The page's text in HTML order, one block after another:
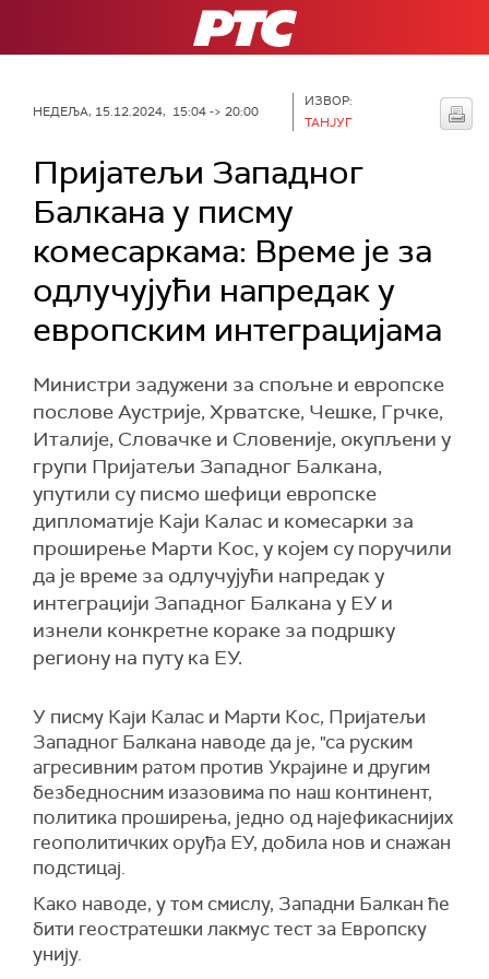
РТС
НЕДЕЉА, 15.12.2024, 15:04 -> 20:00
ИЗВОР:
ТАНЈУГ
Пријатељи Западног
Балкана у писму
комесаркама: Време је за
одлучујући напредак у
европским интеграцијама
Министри задужени за спољне и европске
послове Аустрије, Хрватске, Чешке, Грчке,
Италије, Словачке и Словеније, окупљени у
групи Пријатељи Западног Балкана,
упутили су писмо шефици европске
дипломатије Каји Калас и комесарки за
проширење Марти Кос, у којем су поручили
да је време за одлучујући напредак у
интеграцији Западног Балкана у ЕУ и
изнели конкретне кораке за подршку
региону на путу ка ЕУ.
У писму Каји Калас и Марти Кос, Пријатељи
Западног Балкана наводе да је, "са руским
агресивним ратом против Украјине и другим
безбедносним изазовима по наш континент,
политика проширења, једно од најефикаснијих
геополитичких оруђа ЕУ, добила нов и снажан
подстицај.
Како наводе, у том смислу, Западни Балкан ће
бити геостратешки лакмус тест за Европску
унију.